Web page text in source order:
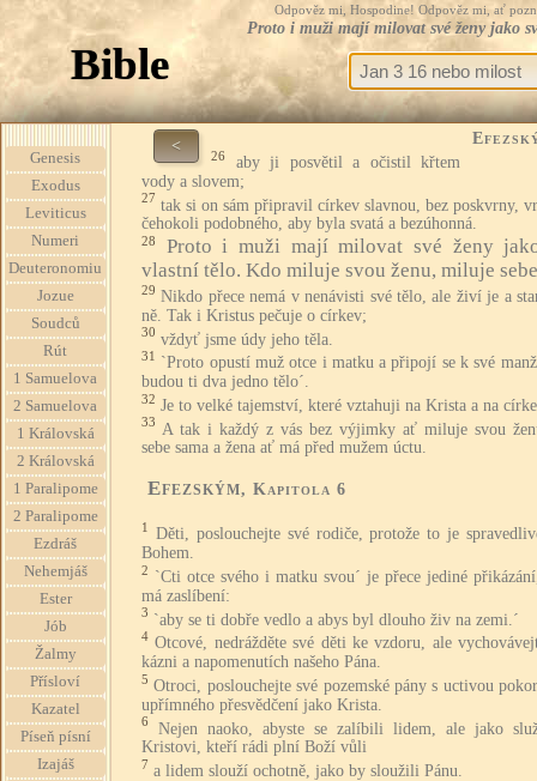
Odpověz mi, Hospodine! Odpověz mi, ať
Proto i muži mají milovat své ženy jako
Bible
Genesis
Exodus
Leviticus
Numeri
Deuteronomiu
Jozue
Soudců
Rút
1 Samuelova
2 Samuelova
1 Královská
2 Královská
1 Paralipome
2 Paralipome
Ezdráš
Nehemjáš
Ester
Jób
Žalmy
Přísloví
Kazatel
Píseň písní
Izajáš
<
26
aby ji posvětil a očistil křtem
vody a slovem;
27 tak si on sám připravil církev slavnou, bez poskvrny,
čehokoli podobného, aby byla svatá a bezúhonná.
28
Proto i muži mají milovat své ženy
vlastní tělo. Kdo miluje svou ženu, miluje
29 Nikdo přece nemá v nenávisti své tělo, ale živí je a
ně. Tak i Kristus pečuje o církev;
30 vždyť jsme údy jeho těla.
31
`Proto opustí muž otce i matku a připojí se k své
budou ti dva jedno tělo´.
32 Je to velké tajemství, které vztahuji na Krista a na
33 A tak i každý z vás bez výjimky ať miluje svou
sebe sama a žena ať má před mužem úctu.
Efezským, Kapitola 6
1
Děti, poslouchejte své rodiče, protože to je
Bohem.
2 `Cti otce svého i matku svou´ je přece jediné
má zaslíbení:
3 `aby se ti dobře vedlo a abys byl dlouho živ na zemi.´
4 Otcové, nedrážděte své děti ke vzdoru, ale
kázni a napomenutích našeho Pána.
5 Otroci, poslouchejte své pozemské pány s uctivou
upřímného přesvědčení jako Krista.
6
Nejen naoko, abyste se zalíbili lidem, ale jako
Kristovi, kteří rádi plní Boží vůli
7 a lidem slouží ochotně, jako by sloužili Pánu.